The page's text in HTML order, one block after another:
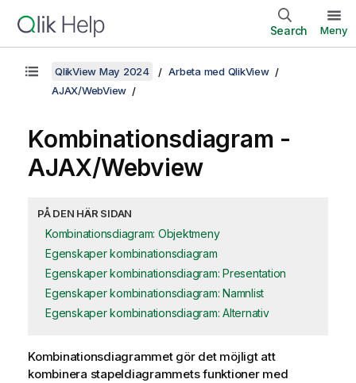
Search Meny
QlikView May 2024
Arbeta med QlikView
AJAX/WebView
Kombinationsdiagram -
AJAX/Webview
PÅ DEN HÄR SIDAN
Kombinationsdiagram: Objektmeny
Egenskaper kombinationsdiagram
Egenskaper kombinationsdiagram: Presentation
Egenskaper kombinationsdiagram: Namnlist
Egenskaper kombinationsdiagram: Alternativ
Kombinationsdiagrammet gör det möjligt att
kombinera stapeldiagrammets funktioner med